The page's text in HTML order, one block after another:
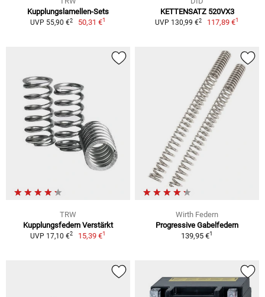
Kupplungslamellen-Sets
UVP 55,90 €2 50,31 €1
KETTENSATZ 520VX3
UVP 130,99 €2 117,89 €1
TRW
Kupplungsfedern Verstärkt
UVP 17,10 €2 15,39 €1
Wirth Federn
Progressive Gabelfedern
139,95 €1